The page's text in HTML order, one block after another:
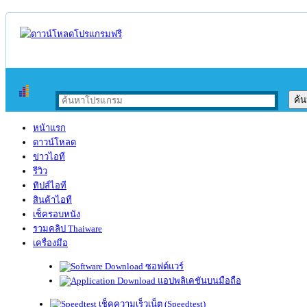
หน้าแรก
ดาวน์โหลด
ข่าวไอที
รีวิว
ทิปส์ไอที
สินค้าไอที
เช็ครอบหนัง
รวมคลิป Thaiware
เครื่องมือ
ซอฟต์แวร์
แอปพลิเคชันบนมือถือ
เช็คความเร็วเน็ต (Speedtest)